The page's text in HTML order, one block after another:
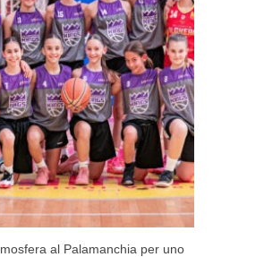
al Palamanchia per uno